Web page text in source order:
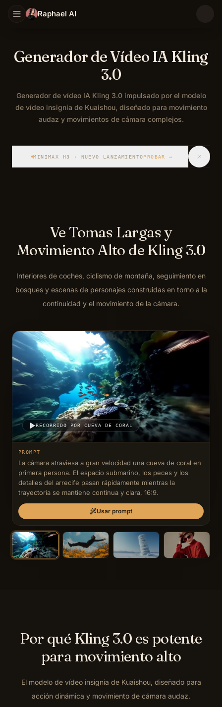
Raphael AI
Generador de Vídeo IA Kling
3.0
Generador de vídeo IA Kling 3.0 impulsado por el modelo
de vídeo insignia de Kuaishou, diseñado para movimiento
audaz y movimientos de cámara complejos.
MINIMAX H3 · NUEVO LANZAMIENTOPROBAR →
Ve Tomas Largas y
Movimiento Alto de Kling 3.0
Interiores de coches, ciclismo de montaña, seguimiento en
bosques y escenas de personajes construidas en torno a la
continuidad y el movimiento de la cámara.
RECORRIDO POR CUEVA DE CORAL
PROMPT
La cámara atraviesa a gran velocidad una cueva de coral en
primera persona. El espacio submarino, los peces y los
detalles del arrecife pasan rápidamente mientras la
trayectoria se mantiene continua y clara, 16:9.
Usar prompt
Por qué Kling 3.0 es potente
para movimiento alto
El modelo de vídeo insignia de Kuaishou, diseñado para
acción dinámica y movimiento de cámara audaz.